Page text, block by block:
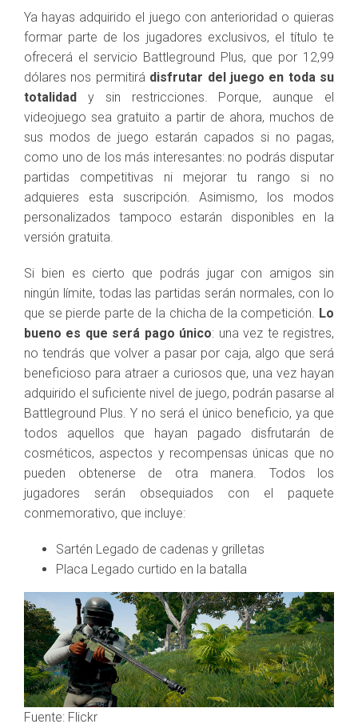
Ya hayas adquirido el juego con anterioridad o quieras
formar parte de los jugadores exclusivos, el título te
ofrecerá el servicio Battleground Plus, que por 12,99
dólares nos permitirá disfrutar del juego en toda su
totalidad y sin restricciones. Porque, aunque el
videojuego sea gratuito a partir de ahora, muchos de
sus modos de juego estarán capados si no pagas,
como uno de los más interesantes: no podrás disputar
partidas competitivas ni mejorar tu rango si no
adquieres esta suscripción. Asimismo, los modos
personalizados tampoco estarán disponibles en la
versión gratuita.
Si bien es cierto que podrás jugar con amigos sin
ningún límite, todas las partidas serán normales, con lo
que se pierde parte de la chicha de la competición. Lo
bueno es que será pago único: una vez te registres,
no tendrás que volver a pasar por caja, algo que será
beneficioso para atraer a curiosos que, una vez hayan
adquirido el suficiente nivel de juego, podrán pasarse al
Battleground Plus. Y no será el único beneficio, ya que
todos aquellos que hayan pagado disfrutarán de
cosméticos, aspectos y recompensas únicas que no
pueden obtenerse de otra manera. Todos los
jugadores serán obsequiados con el paquete
conmemorativo, que incluye:
Sartén Legado de cadenas y grilletas
Placa Legado curtido en la batalla
Fuente: Flickr